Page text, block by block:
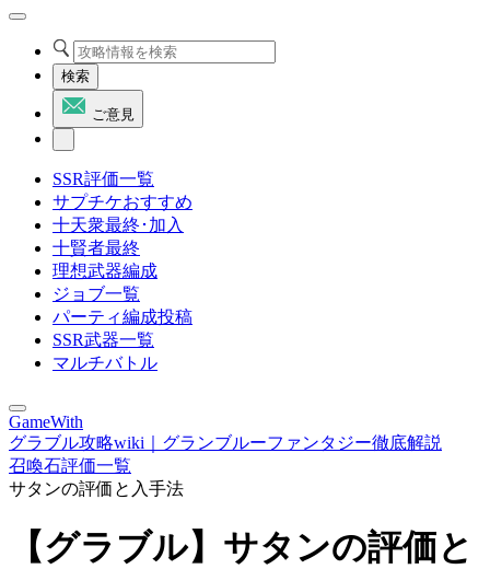
検索
ご意見
SSR評価一覧
サプチケおすすめ
十天衆最終･加入
十賢者最終
理想武器編成
ジョブ一覧
パーティ編成投稿
SSR武器一覧
マルチバトル
GameWith
グラブル攻略wiki｜グランブルーファンタジー徹底解説
召喚石評価一覧
サタンの評価と入手法
【グラブル】サタンの評価と